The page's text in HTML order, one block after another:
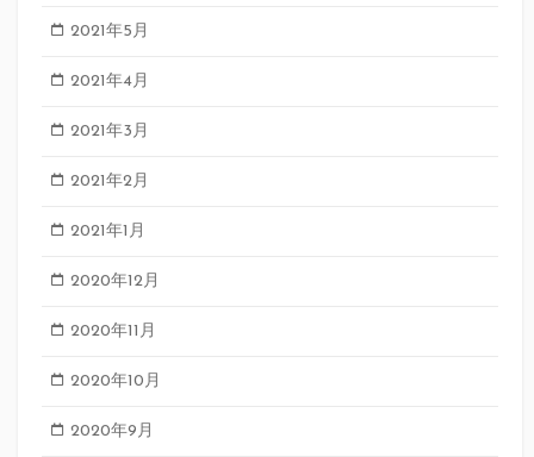
2021年5月
2021年4月
2021年3月
2021年2月
2021年1月
2020年12月
2020年11月
2020年10月
2020年9月